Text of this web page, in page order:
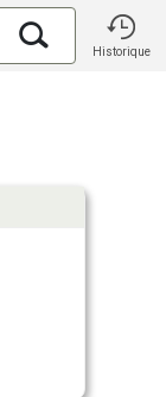
Historique